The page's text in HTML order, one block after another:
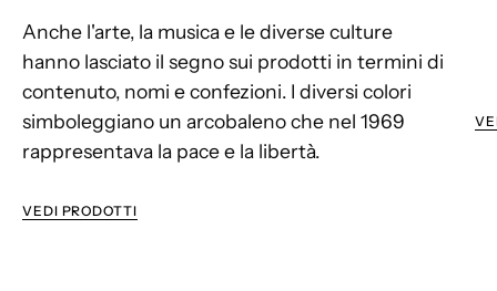
Anche l'arte, la musica e le diverse culture
hanno lasciato il segno sui prodotti in termini di
contenuto, nomi e confezioni. I diversi colori
simboleggiano un arcobaleno che nel 1969
rappresentava la pace e la libertà.
VEDI PRODOTTI